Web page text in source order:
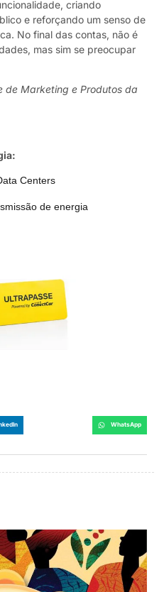
criando
e reforçando um senso de
No final das contas, não é
mas sim se preocupar
de Marketing e Produtos da
Centers
de energia
WhatsApp